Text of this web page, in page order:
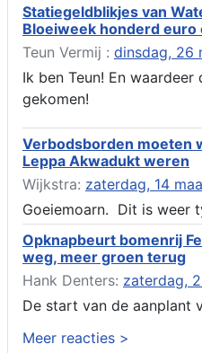
heechein 28, 8491 em Akkrum
Aanvraag
(voordeur en dakkapel),
Aanvraag
aanbrengen van asfalt t.b.v.
boarnsterdyk, Akkrum
Locatiestudie Akkrum
Verlening ontheffing geluid,
Kennisgeving
werken en objecten in of bij
zijnde de noordzee, of
Akkrum
Verlening
bruggen (renovatie),
Verlening ontheffing geluid,
Melding milieubelastende
bodemenergiesysteem, it
Omgevingsvergunning
Statiegeldblikjes van
Bloeiweek honderd euro
Teun Vermij : dinsdag, 26
Ik ben Teun! En
gekomen!
Verbodsborden moeten
Leppa Akwadukt weren
Wijkstra: zaterdag, 14
Goeiemoarn. Dit is weer
Opknapbeurt bomenrij
weg, meer groen terug
Hank Denters: zaterdag,
De start van de aanplant
Meer reacties >